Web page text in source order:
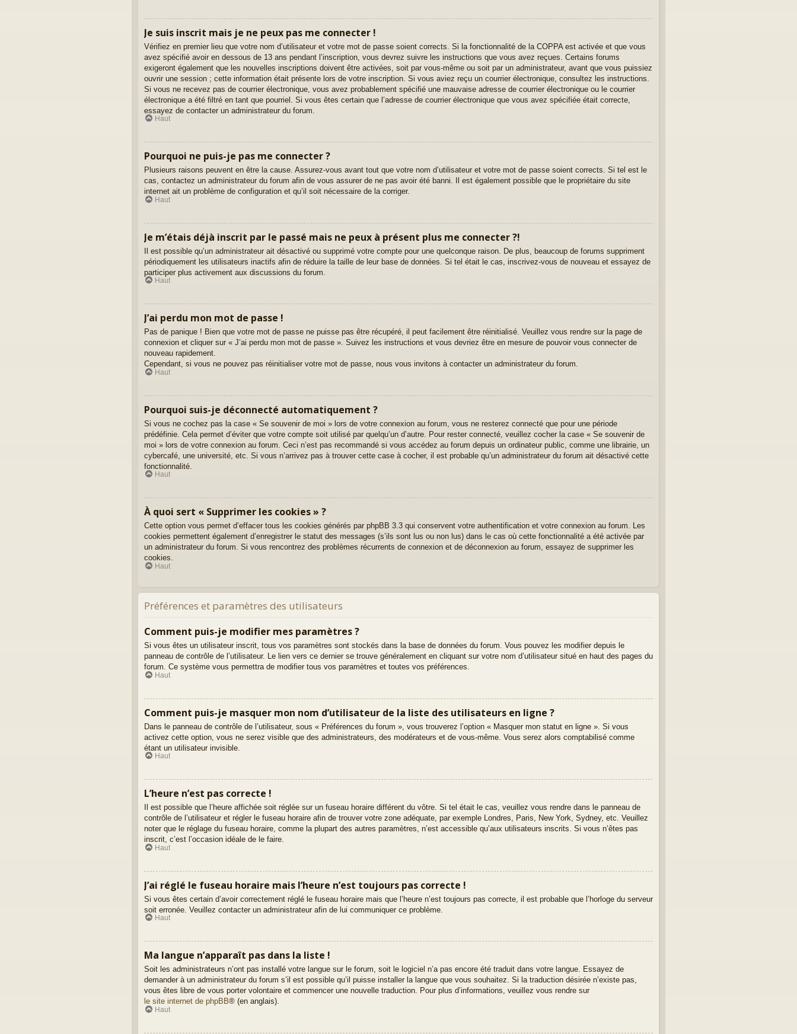
Je suis inscrit mais je ne peux pas me connecter !
Vérifiez en premier lieu que votre nom d’utilisateur et votre mot de passe soient corrects. Si la fonctionnalité de la COPPA est activée et que vous
avez spécifié avoir en dessous de 13 ans pendant l’inscription, vous devrez suivre les instructions que vous avez reçues. Certains forums
exigeront également que les nouvelles inscriptions doivent être activées, soit par vous-même ou soit par un administrateur, avant que vous puissiez
ouvrir une session ; cette information était présente lors de votre inscription. Si vous aviez reçu un courrier électronique, consultez les instructions.
Si vous ne recevez pas de courrier électronique, vous avez probablement spécifié une mauvaise adresse de courrier électronique ou le courrier
électronique a été filtré en tant que pourriel. Si vous êtes certain que l’adresse de courrier électronique que vous avez spécifiée était correcte,
essayez de contacter un administrateur du forum.
Haut
Pourquoi ne puis-je pas me connecter ?
Plusieurs raisons peuvent en être la cause. Assurez-vous avant tout que votre nom d’utilisateur et votre mot de passe soient corrects. Si tel est le
cas, contactez un administrateur du forum afin de vous assurer de ne pas avoir été banni. Il est également possible que le propriétaire du site
internet ait un problème de configuration et qu’il soit nécessaire de la corriger.
Haut
Je m’étais déjà inscrit par le passé mais ne peux à présent plus me connecter ?!
Il est possible qu’un administrateur ait désactivé ou supprimé votre compte pour une quelconque raison. De plus, beaucoup de forums suppriment
périodiquement les utilisateurs inactifs afin de réduire la taille de leur base de données. Si tel était le cas, inscrivez-vous de nouveau et essayez de
participer plus activement aux discussions du forum.
Haut
J’ai perdu mon mot de passe !
Pas de panique ! Bien que votre mot de passe ne puisse pas être récupéré, il peut facilement être réinitialisé. Veuillez vous rendre sur la page de
connexion et cliquer sur « J’ai perdu mon mot de passe ». Suivez les instructions et vous devriez être en mesure de pouvoir vous connecter de
nouveau rapidement.
Cependant, si vous ne pouvez pas réinitialiser votre mot de passe, nous vous invitons à contacter un administrateur du forum.
Haut
Pourquoi suis-je déconnecté automatiquement ?
Si vous ne cochez pas la case « Se souvenir de moi » lors de votre connexion au forum, vous ne resterez connecté que pour une période
prédéfinie. Cela permet d’éviter que votre compte soit utilisé par quelqu’un d’autre. Pour rester connecté, veuillez cocher la case « Se souvenir de
moi » lors de votre connexion au forum. Ceci n’est pas recommandé si vous accédez au forum depuis un ordinateur public, comme une librairie, un
cybercafé, une université, etc. Si vous n’arrivez pas à trouver cette case à cocher, il est probable qu’un administrateur du forum ait désactivé cette
fonctionnalité.
Haut
À quoi sert « Supprimer les cookies » ?
Cette option vous permet d’effacer tous les cookies générés par phpBB 3.3 qui conservent votre authentification et votre connexion au forum. Les
cookies permettent également d’enregistrer le statut des messages (s’ils sont lus ou non lus) dans le cas où cette fonctionnalité a été activée par
un administrateur du forum. Si vous rencontrez des problèmes récurrents de connexion et de déconnexion au forum, essayez de supprimer les
cookies.
Haut
Préférences et paramètres des utilisateurs
Comment puis-je modifier mes paramètres ?
Si vous êtes un utilisateur inscrit, tous vos paramètres sont stockés dans la base de données du forum. Vous pouvez les modifier depuis le
panneau de contrôle de l’utilisateur. Le lien vers ce dernier se trouve généralement en cliquant sur votre nom d’utilisateur situé en haut des pages du
forum. Ce système vous permettra de modifier tous vos paramètres et toutes vos préférences.
Haut
Comment puis-je masquer mon nom d’utilisateur de la liste des utilisateurs en ligne ?
Dans le panneau de contrôle de l’utilisateur, sous « Préférences du forum », vous trouverez l’option « Masquer mon statut en ligne ». Si vous
activez cette option, vous ne serez visible que des administrateurs, des modérateurs et de vous-même. Vous serez alors comptabilisé comme
étant un utilisateur invisible.
Haut
L’heure n’est pas correcte !
Il est possible que l’heure affichée soit réglée sur un fuseau horaire différent du vôtre. Si tel était le cas, veuillez vous rendre dans le panneau de
contrôle de l’utilisateur et régler le fuseau horaire afin de trouver votre zone adéquate, par exemple Londres, Paris, New York, Sydney, etc. Veuillez
noter que le réglage du fuseau horaire, comme la plupart des autres paramètres, n’est accessible qu’aux utilisateurs inscrits. Si vous n’êtes pas
inscrit, c’est l’occasion idéale de le faire.
Haut
J’ai réglé le fuseau horaire mais l’heure n’est toujours pas correcte !
Si vous êtes certain d’avoir correctement réglé le fuseau horaire mais que l’heure n’est toujours pas correcte, il est probable que l’horloge du serveur
soit erronée. Veuillez contacter un administrateur afin de lui communiquer ce problème.
Haut
Ma langue n’apparaît pas dans la liste !
Soit les administrateurs n’ont pas installé votre langue sur le forum, soit le logiciel n’a pas encore été traduit dans votre langue. Essayez de
demander à un administrateur du forum s’il est possible qu’il puisse installer la langue que vous souhaitez. Si la traduction désirée n’existe pas,
vous êtes libre de vous porter volontaire et commencer une nouvelle traduction. Pour plus d’informations, veuillez vous rendre sur
le site internet de phpBB® (en anglais).
Haut